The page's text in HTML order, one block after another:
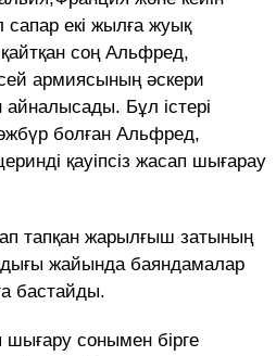
екі жылға жуық
соң Альфред,
армиясының әскери
Бұл істері
болған Альфред,
қауіпсіз жасап шығарау
тапқан жарылғыш затының
жайында баяндамалар
бастайды.
сонымен бірге